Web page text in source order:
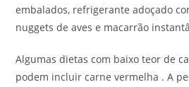
embalados, refrigerante adoçado
nuggets de aves e macarrão
Algumas dietas com baixo teor de
podem incluir carne vermelha . A